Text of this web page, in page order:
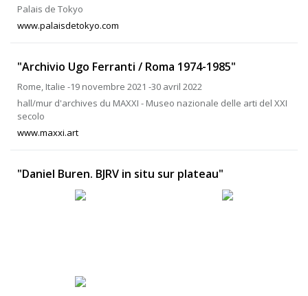
Palais de Tokyo
www.palaisdetokyo.com
"Archivio Ugo Ferranti / Roma 1974-1985"
Rome, Italie -19 novembre 2021 -30 avril 2022
hall/mur d'archives du MAXXI - Museo nazionale delle arti del XXI
secolo
www.maxxi.art
"Daniel Buren. BJRV in situ sur plateau"